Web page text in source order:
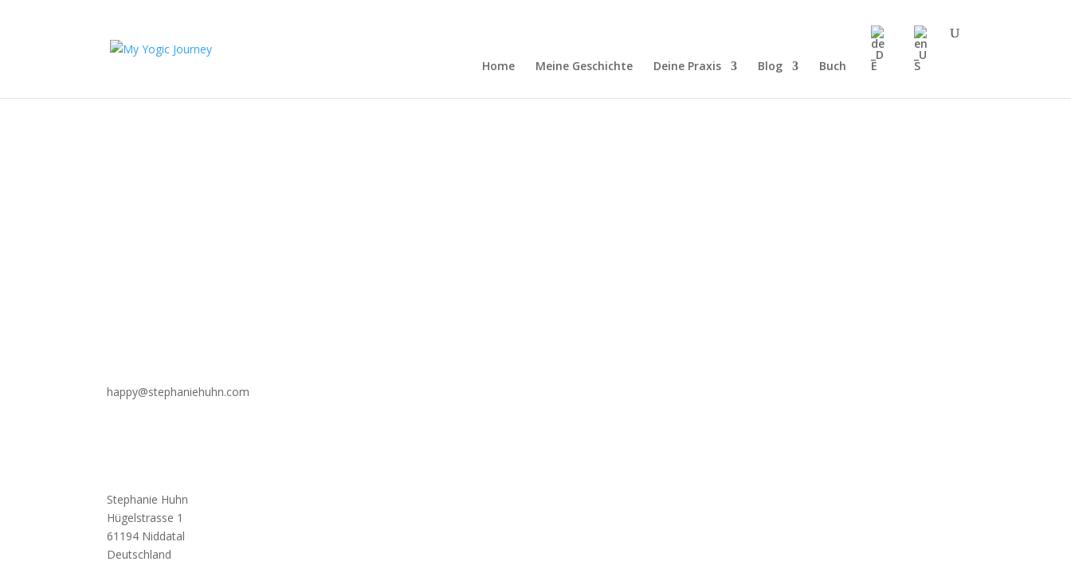
Home Meine Geschichte Deine Praxis Blog Buch
happy@stephaniehuhn.com
Stephanie Huhn
Hügelstrasse 1
61194 Niddatal
Deutschland